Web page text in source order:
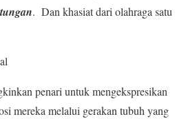
. Dan khasiat dari olahraga satu
penari untuk mengekspresikan
mereka melalui gerakan tubuh yang